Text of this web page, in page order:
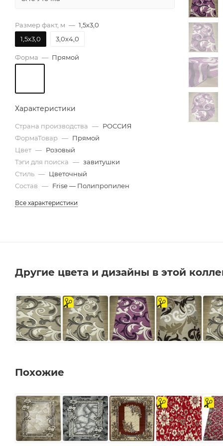
Размер факт, м — 1,5х3,0
1,5х3,0
3,0х4,0
Форма — Прямой
Характеристики
Страна производства — РОССИЯ
ФормаТовар — Прямой
Цвет — Розовый
Тэги для поиска — завитушки
Стиль — Цветочный
Состав — Frise — Полипропилен
Все характеристики
Другие цвета и дизайны в этой
на
отрез
на
отрез
Похожие
на
отрез
на
отрез